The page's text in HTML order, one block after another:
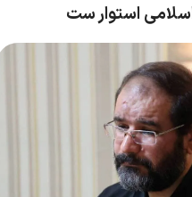
استوار ست